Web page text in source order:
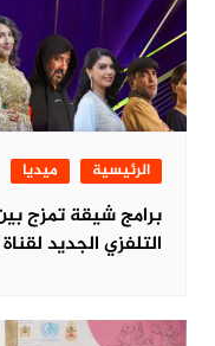
الرئيسية ميديا
برامج شيقة تمزج
التلفزي الجديد